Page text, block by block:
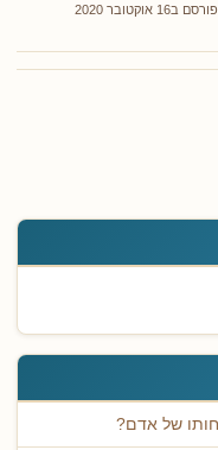
של אדם?
פורסם ב16 אוקטובר 2020